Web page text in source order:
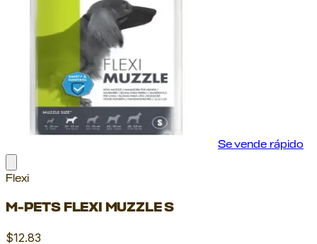
Se vende rápido
Flexi
M-PETS FLEXI MUZZLE S
$12.83